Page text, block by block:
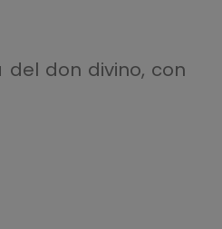
don divino, con